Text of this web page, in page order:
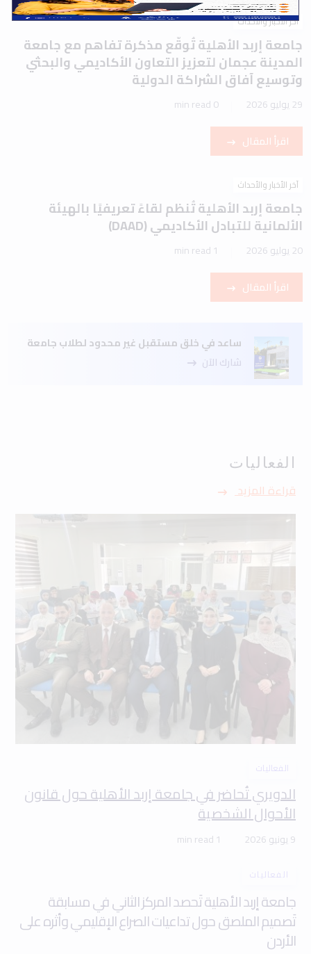
آخر الأخبار والأحداث
جامعة إربد الأهلية تُوقّع مذكرة تفاهم مع جامعة
المدينة عجمان لتعزيز التعاون الأكاديمي والبحثي
وتوسيع آفاق الشراكة الدولية
29 يوليو 2026 0 min read
اقرأ المقال
آخر الأخبار والأحداث
جامعة إربد الأهلية تُنظم لقاءً تعريفيًا بالهيئة
الألمانية للتبادل الأكاديمي (DAAD)
20 يوليو 2026 1 min read
اقرأ المقال
ساعد في خلق مستقبل غير محدود لطلاب جامعة
شارك الآن
الفعاليات
قراءة المزيد
الفعاليات
الدويري تُحاضر في جامعة إربد الأهلية حول قانون
الأحوال الشخصية
9 يونيو 2026 1 min read
الفعاليات
جامعة إربد الأهلية تَحصد المركز الثاني في مسابقة
تَصميم الملصق حول تداعيات الصراع الإقليمي وأثره على
الأردن